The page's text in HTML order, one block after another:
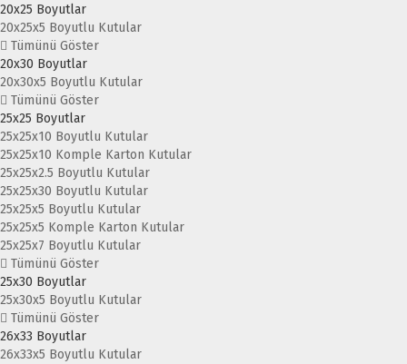
20x25 Boyutlar
20x25x5 Boyutlu Kutular
Tümünü Göster
20x30 Boyutlar
20x30x5 Boyutlu Kutular
Tümünü Göster
25x25 Boyutlar
25x25x10 Boyutlu Kutular
25x25x10 Komple Karton Kutular
25x25x2.5 Boyutlu Kutular
25x25x30 Boyutlu Kutular
25x25x5 Boyutlu Kutular
25x25x5 Komple Karton Kutular
25x25x7 Boyutlu Kutular
Tümünü Göster
25x30 Boyutlar
25x30x5 Boyutlu Kutular
Tümünü Göster
26x33 Boyutlar
26x33x5 Boyutlu Kutular